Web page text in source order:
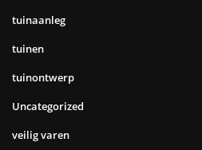
tuinaanleg
tuinen
tuinontwerp
Uncategorized
veilig varen